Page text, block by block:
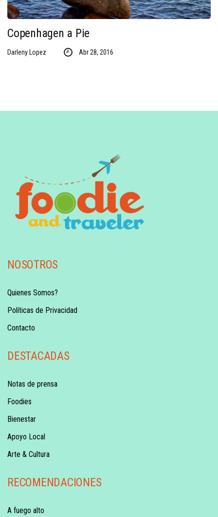
Copenhagen a Pie
Darleny Lopez Abr 28, 2016
NOSOTROS
Quienes Somos?
Políticas de Privacidad
Contacto
DESTACADAS
Notas de prensa
Foodies
Bienestar
Apoyo Local
Arte & Cultura
RECOMENDACIONES
A fuego alto